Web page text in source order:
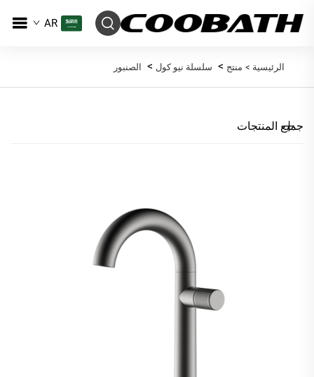
AR
الرئيسية > منتج > سلسلة نيو كول > الصنبور
جميع المنتجات